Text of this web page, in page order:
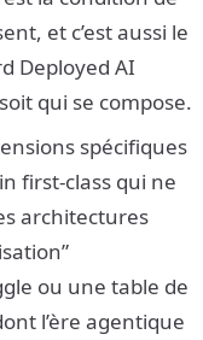
et c’est aussi le
Deployed AI
qui se compose.
spécifiques
first-class qui ne
architectures
ou une table de
l’ère agentique